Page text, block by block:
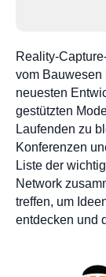
Reality-
vom Bauwesen
neuesten
gestützten
Laufenden zu
Konferenzen
Liste der
Network
treffen, um
entdecken und